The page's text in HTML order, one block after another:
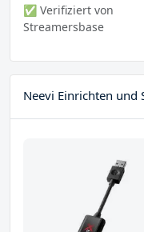
✅ Verifiziert von
Streamersbase
Neevi Einrichten und